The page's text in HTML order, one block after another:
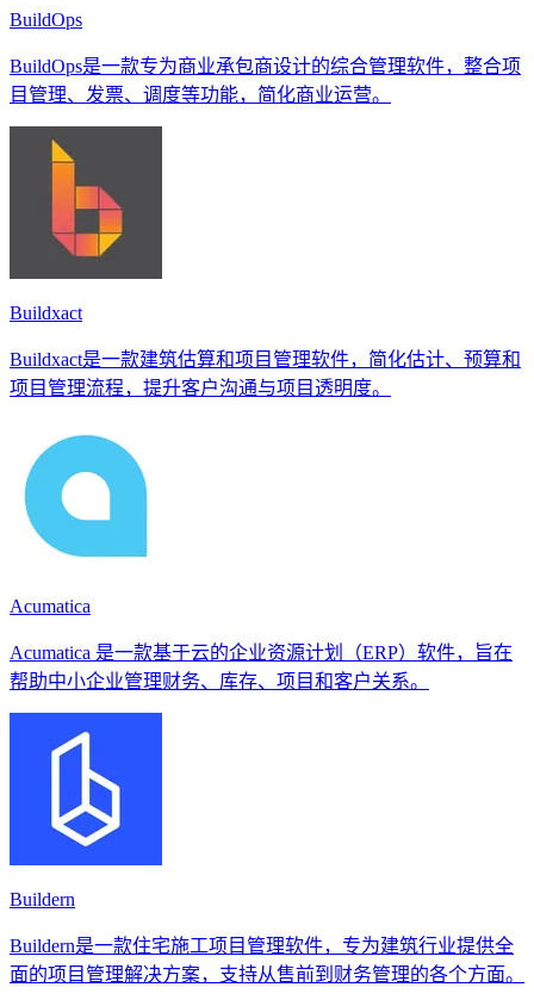
BuildOps
BuildOps是一款专为商业承包商设计的综合管理软件，整合项
目管理、发票、调度等功能，简化商业运营。
Buildxact
Buildxact是一款建筑估算和项目管理软件，简化估计、预算和
项目管理流程，提升客户沟通与项目透明度。
Acumatica
Acumatica 是一款基于云的企业资源计划（ERP）软件，旨在
帮助中小企业管理财务、库存、项目和客户关系。
Buildern
Buildern是一款住宅施工项目管理软件，专为建筑行业提供全
面的项目管理解决方案，支持从售前到财务管理的各个方面。